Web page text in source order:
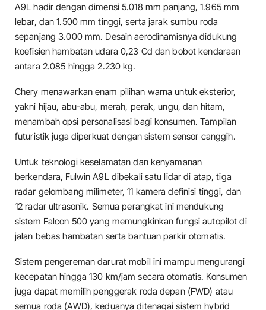
A9L hadir dengan dimensi 5.018 mm panjang, 1.965 mm
lebar, dan 1.500 mm tinggi, serta jarak sumbu roda
sepanjang 3.000 mm. Desain aerodinamisnya didukung
koefisien hambatan udara 0,23 Cd dan bobot kendaraan
antara 2.085 hingga 2.230 kg.
Chery menawarkan enam pilihan warna untuk eksterior,
yakni hijau, abu-abu, merah, perak, ungu, dan hitam,
menambah opsi personalisasi bagi konsumen. Tampilan
futuristik juga diperkuat dengan sistem sensor canggih.
Untuk teknologi keselamatan dan kenyamanan
berkendara, Fulwin A9L dibekali satu lidar di atap, tiga
radar gelombang milimeter, 11 kamera definisi tinggi, dan
12 radar ultrasonik. Semua perangkat ini mendukung
sistem Falcon 500 yang memungkinkan fungsi autopilot di
jalan bebas hambatan serta bantuan parkir otomatis.
Sistem pengereman darurat mobil ini mampu mengurangi
kecepatan hingga 130 km/jam secara otomatis. Konsumen
juga dapat memilih penggerak roda depan (FWD) atau
semua roda (AWD), keduanya ditenagai sistem hybrid